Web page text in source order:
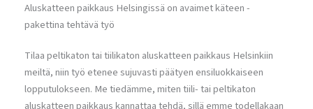
Aluskatteen paikkaus Helsingissä on avaimet käteen -
pakettina tehtävä työ
Tilaa peltikaton tai tiilikaton aluskatteen paikkaus Helsinkiin
meiltä, niin työ etenee sujuvasti päätyen ensiluokkaiseen
lopputulokseen. Me tiedämme, miten tiili- tai peltikaton
aluskatteen paikkaus kannattaa tehdä, sillä emme todellakaan